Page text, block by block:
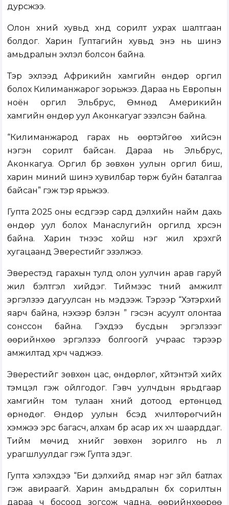
дурсжээ.
Олон хүний хувьд хүнд сорилт ухрах шалтгаан
болдог. Харин Гуптагийн хувьд энэ нь шинэ
амьдралын эхлэл болсон байна.
Тэр эхлээд Африкийн хамгийн өндөр оргил
болох Килиманжарог зорьжээ. Дараа нь Европын
ноён оргил Эльбрус, Өмнөд Америкийн
хамгийн өндөр уул Аконкагуаг эзэлсэн байна.
“Килиманжарод гарах нь өөртэйгөө хийсэн
нэгэн сорилт байсан. Дараа нь Эльбрус,
Аконкагуа. Оргил бүр зөвхөн уулын оргил биш,
харин миний шинэ хувилбар төрж буйн баталгаа
байсан” гэж тэр ярьжээ.
Гупта 2025 оны есдүгээр сард дэлхийн найм дахь
өндөр уул болох Манаслугийн оргилд хүрсэн
байна. Харин түүнээс хойш нэг жил хүрэхгүй
хугацаанд Эверестийг эзэлжээ.
Эверестэд гарахын тулд олон уулчин арав гаруй
жил бэлтгэл хийдэг. Тиймээс түүний амжилт
эргэлзээ дагуулсан нь мэдээж. Тэрээр “Хэтэрхий
яарч байна, үнэхээр бэлэн үү” гэсэн асуулт олонтаа
сонссон байна. Гэхдээ бусдын эргэлзээг
өөрийнхөө эргэлзээ болгоогүй учраас тэрээр
амжилтад хүрч чаджээ.
Эверестийг зөвхөн цас, өндөрлөг, хүйтэнтэй хийх
тэмцэл гэж ойлгодог. Гэвч уулчдын ярьдгаар
хамгийн том тулаан хүний дотоод ертөнцөд
өрнөдөг. Өндөр уулын бүсэд хүчилтөрөгчийн
хэмжээ эрс багасч, алхам бүр асар их хүч шаарддаг.
Тийм мөчид хүнийг зөвхөн зорилго нь л
урагшлуулдаг гэж Гупта үздэг.
Гупта хэлэхдээ “Би дэлхийд ямар нэг зүйл батлах
гэж авираагүй. Харин амьдралын бүх сорилтын
дараа ч босоод зогсож чадна, өөрийнхөөрөө